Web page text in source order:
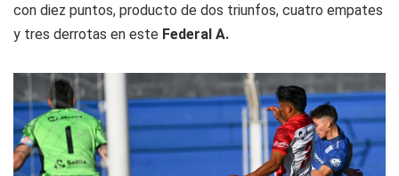
con diez puntos, producto de dos triunfos, cuatro empates
y tres derrotas en este Federal A.